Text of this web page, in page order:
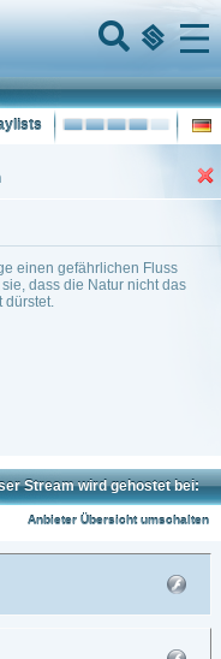
Menu
einen gefährlichen Fluss
dass die Natur nicht das
dürstet.
Stream wird gehostet bei:
Anbieter Übersicht umschalten